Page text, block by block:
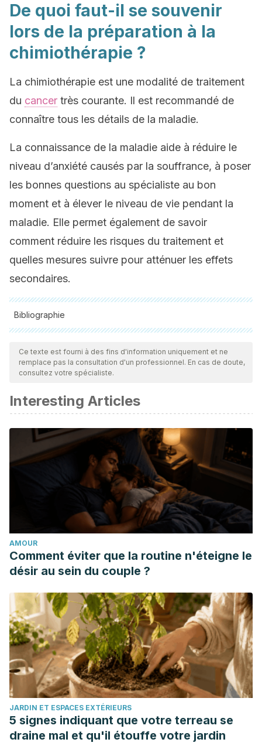
De quoi faut-il se souvenir
lors de la préparation à la
chimiothérapie ?
La chimiothérapie est une modalité de traitement
du cancer très courante. Il est recommandé de
connaître tous les détails de la maladie.
La connaissance de la maladie aide à réduire le
niveau d’anxiété causés par la souffrance, à poser
les bonnes questions au spécialiste au bon
moment et à élever le niveau de vie pendant la
maladie. Elle permet également de savoir
comment réduire les risques du traitement et
quelles mesures suivre pour atténuer les effets
secondaires.
Bibliographie
Toutes les sources citées ont été examinées en profondeur
par notre équipe pour garantir leur qualité, leur fiabilité, leur
actualité et leur validité. La bibliographie de cet article a été
ou scientifique
American cancer society. (s. f.).Quimioterapia. Recuperado
19 de marzo de 2020, de
https://www.cancer.org/es/tratamiento/tratamientos-y-
efectos-secundarios/tipos-de-
tratamiento/quimioterapia.html
Cancer Council Victoria. (n.d.). Chemotherapy. Recovered
on March 19 from https://www.cancervic.org.au/cancer-
information/treatments/treatments-
types/chemotherapy/chemotherapy-overview.html
Organización Mundial de la Salud. (s. f.).
OMS | Tratamiento
. WHO; World Health Organization. Recuperado
19 de marzo de 2020, de
https://www.who.int/cancer/treatment/es/
Ce texte est fourni à des fins d'information uniquement et ne
remplace pas la consultation d'un professionnel. En cas de doute,
consultez votre spécialiste.
Interesting Articles
AMOUR
Comment éviter que la routine n'éteigne le
désir au sein du couple ?
JARDIN ET ESPACES EXTÉRIEURS
5 signes indiquant que votre terreau se
draine mal et qu'il étouffe votre jardin